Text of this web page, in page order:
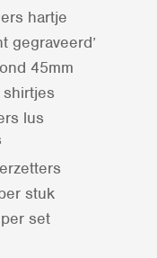
hartje
gegraveerd’
45mm
lus
stuk
set